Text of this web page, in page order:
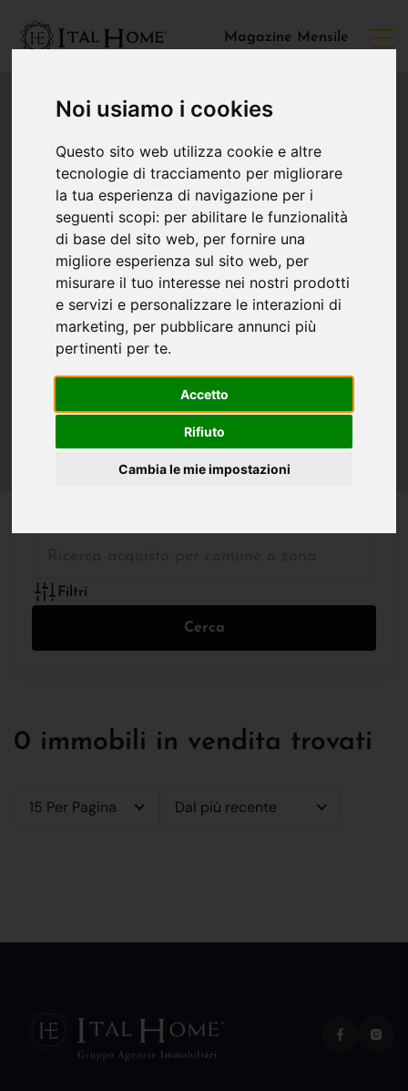
Noi usiamo i cookies
Questo sito web utilizza cookie e altre
tecnologie di tracciamento per migliorare
la tua esperienza di navigazione per i
seguenti scopi: per abilitare le funzionalità
di base del sito web, per fornire una
migliore esperienza sul sito web, per
misurare il tuo interesse nei nostri prodotti
e servizi e personalizzare le interazioni di
marketing, per pubblicare annunci più
pertinenti per te.
Accetto
Rifiuto
Cambia le mie impostazioni
Magazine Mensile
Filtri
Cerca
0 immobili in vendita trovati
15 Per Pagina Dal più recente